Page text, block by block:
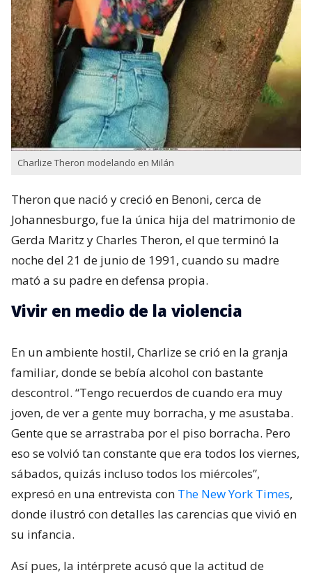
Charlize Theron modelando en Milán
Theron que nació y creció en Benoni,​ cerca de
Johannesburgo, fue la única hija del matrimonio de
Gerda Maritz​ y Charles Theron, el que terminó la
noche del 21 de junio de 1991, cuando su madre
mató a su padre en defensa propia.
Vivir en medio de la violencia
En un ambiente hostil, Charlize se crió en la granja
familiar, donde se bebía alcohol con bastante
descontrol. “Tengo recuerdos de cuando era muy
joven, de ver a gente muy borracha, y me asustaba.
Gente que se arrastraba por el piso borracha. Pero
eso se volvió tan constante que era todos los viernes,
sábados, quizás incluso todos los miércoles”,
expresó en una entrevista con The New York Times,
donde ilustró con detalles las carencias que vivió en
su infancia.
Así pues, la intérprete acusó que la actitud de